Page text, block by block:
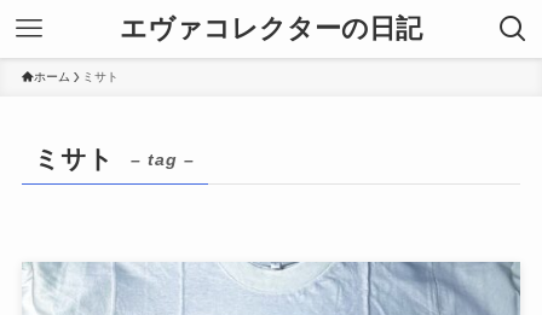
エヴァコレクターの日記
ホーム ミサト
ミサト – tag –